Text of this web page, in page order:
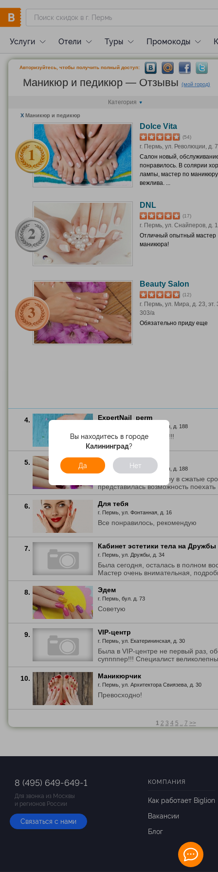
Вы находитесь в городе
Калининград?
Да Нет
Услуги Отели Туры Промокоды
Авторизуйтесь, чтобы получить полный доступ:
Маникюр и педикюр — Отзывы (мой город)
Категория
X Маникюр и педикюр
Dolce Vita
(54)
г. Пермь, ул. Революции, д. 7
Салон новый,
понравилось. В солярии
лампы, мастер по
вежлива. ...
DNL
(17)
г. Пермь, ул. Снайперов, д.
Отличный опытный мастер
маникюра!
Beauty Salon
(12)
г. Пермь, ул. Мира, д. 23, эт.
303/а
Обязательно приду еще
4. ЕxpertNail_perm
г. Пермь, ул. Екатерининская, д. 188
Все чисто и аккуратно!!!
5. Studio Profi
г. Пермь, ул. Екатерининская, д. 188
Записали на процедуру в сжатые
представилась возможность
6. Для тебя
г. Пермь, ул. Фонтанная, д. 16
Все понравилось, рекомендую
7. Кабинет эстетики тела на Дружбы
г. Пермь, ул. Дружбы, д. 34
Была сегодня, осталась в полном
Мастер очень внимательная,
8. Эдем
г. Пермь, бул. д. 73
Советую
9. VIP-центр
г. Пермь, ул. Екатерининская, д. 30
Была в VIP-центре не первый раз,
суппппер!!! Специалист
10. Маникюрчик
г. Пермь, ул. Архитектора Свиязева, д. 30
Превосходно!
1 2 3 4 5 .. 7 >>
8 (495) 649-649-1
Для звонка из Москвы
и регионов России
Связаться с нами
КОМПАНИЯ
Как работает Biglion
Вакансии
Блог